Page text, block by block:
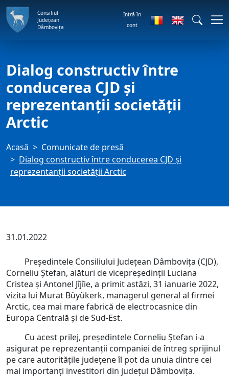
Consiliul
Județean
Dâmbovița
Intră în
cont
Dialog constructiv între
conducerea CJD și
reprezentanții societății
Arctic
Acasă
Comunicate de presă
Dialog constructiv între conducerea CJD și
reprezentanții societății Arctic
31.01.2022
Președintele Consiliului Județean Dâmbovița (CJD),
Corneliu Ștefan, alături de vicepreședinții Luciana
Cristea și Antonel Jîjîie, a primit astăzi, 31 ianuarie 2022,
vizita lui Murat Büyükerk, managerul general al firmei
Arctic, cea mai mare fabrică de electrocasnice din
Europa Centrală și de Sud-Est.
Cu acest prilej, președintele Corneliu Ștefan i-a
asigurat pe reprezentanții companiei de întreg sprijinul
pe care autoritățile județene îl pot da unuia dintre cei
mai importanți investitori din județul Dâmbovița.